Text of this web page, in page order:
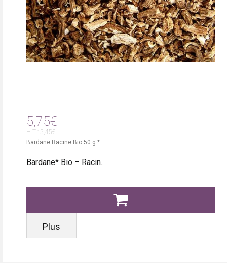
5,75€
H.T : 5,45€
Bardane Racine Bio 50 g *
Bardane* Bio – Racin..
Plus